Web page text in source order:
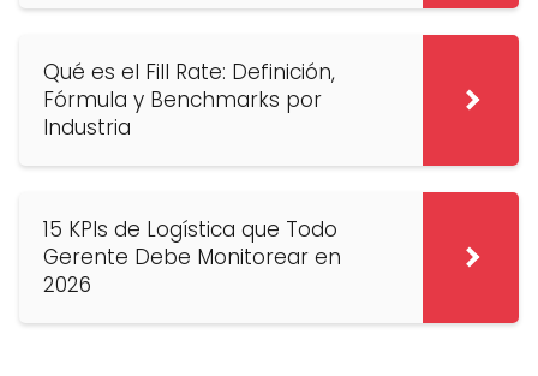
Qué es el Fill Rate: Definición,
Fórmula y Benchmarks por
Industria
15 KPIs de Logística que Todo
Gerente Debe Monitorear en
2026